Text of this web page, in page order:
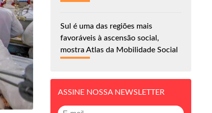
Sul é uma das regiões mais
favoráveis à ascensão social,
mostra Atlas da Mobilidade Social
ASSINE NOSSA NEWSLETTER